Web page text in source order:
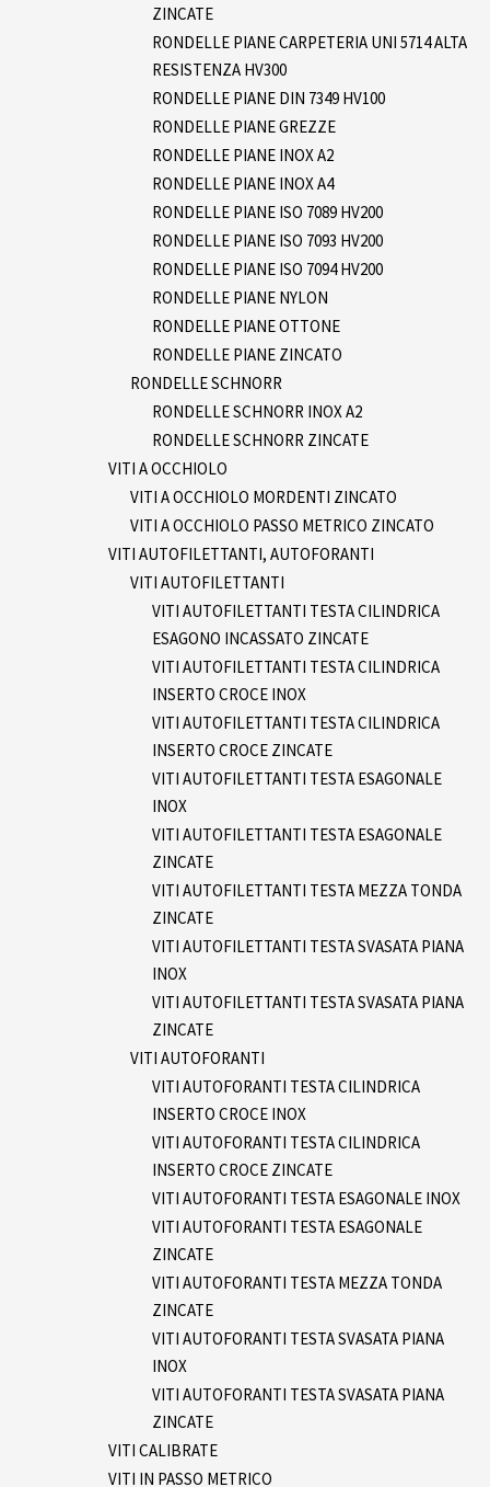
ZINCATE
RONDELLE PIANE CARPETERIA UNI 5714 ALTA
RESISTENZA HV300
RONDELLE PIANE DIN 7349 HV100
RONDELLE PIANE GREZZE
RONDELLE PIANE INOX A2
RONDELLE PIANE INOX A4
RONDELLE PIANE ISO 7089 HV200
RONDELLE PIANE ISO 7093 HV200
RONDELLE PIANE ISO 7094 HV200
RONDELLE PIANE NYLON
RONDELLE PIANE OTTONE
RONDELLE PIANE ZINCATO
RONDELLE SCHNORR
RONDELLE SCHNORR INOX A2
RONDELLE SCHNORR ZINCATE
VITI A OCCHIOLO
VITI A OCCHIOLO MORDENTI ZINCATO
VITI A OCCHIOLO PASSO METRICO ZINCATO
VITI AUTOFILETTANTI, AUTOFORANTI
VITI AUTOFILETTANTI
VITI AUTOFILETTANTI TESTA CILINDRICA
ESAGONO INCASSATO ZINCATE
VITI AUTOFILETTANTI TESTA CILINDRICA
INSERTO CROCE INOX
VITI AUTOFILETTANTI TESTA CILINDRICA
INSERTO CROCE ZINCATE
VITI AUTOFILETTANTI TESTA ESAGONALE
INOX
VITI AUTOFILETTANTI TESTA ESAGONALE
ZINCATE
VITI AUTOFILETTANTI TESTA MEZZA TONDA
ZINCATE
VITI AUTOFILETTANTI TESTA SVASATA PIANA
INOX
VITI AUTOFILETTANTI TESTA SVASATA PIANA
ZINCATE
VITI AUTOFORANTI
VITI AUTOFORANTI TESTA CILINDRICA
INSERTO CROCE INOX
VITI AUTOFORANTI TESTA CILINDRICA
INSERTO CROCE ZINCATE
VITI AUTOFORANTI TESTA ESAGONALE INOX
VITI AUTOFORANTI TESTA ESAGONALE
ZINCATE
VITI AUTOFORANTI TESTA MEZZA TONDA
ZINCATE
VITI AUTOFORANTI TESTA SVASATA PIANA
INOX
VITI AUTOFORANTI TESTA SVASATA PIANA
ZINCATE
VITI CALIBRATE
VITI IN PASSO METRICO